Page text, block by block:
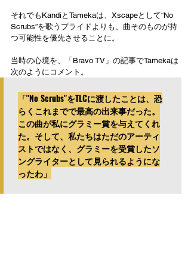
それでもKandiとTamekaは、Xscapeとして“No
Scrubs”を歌うプライドよりも、曲そのものが持
つ可能性を優先させることに。
当時の心境を、「Bravo TV」の記事でTamekaは
次のようにコメント。
「"No Scrubs"をTLCに渡したことは、恐
らくこれまでで最高の出来事だった。
この曲が私にグラミー賞を与えてくれ
た。そして、私たちはただのアーティ
ストではなく、グラミーを受賞したソ
ングライターとして見られるようにな
ったわ」